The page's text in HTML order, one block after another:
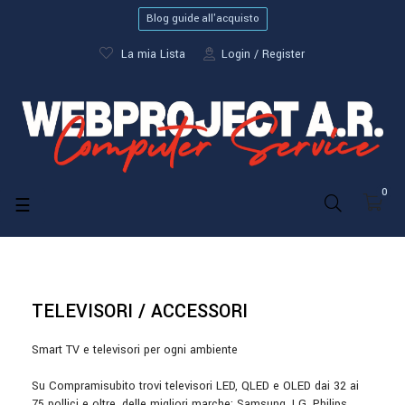
Blog guide all'acquisto
La mia Lista Login Register
0
navigazione
☰
TELEVISORI / ACCESSORI
Smart TV e televisori per ogni ambiente
Su Compramisubito trovi televisori LED, QLED e OLED dai 32 ai